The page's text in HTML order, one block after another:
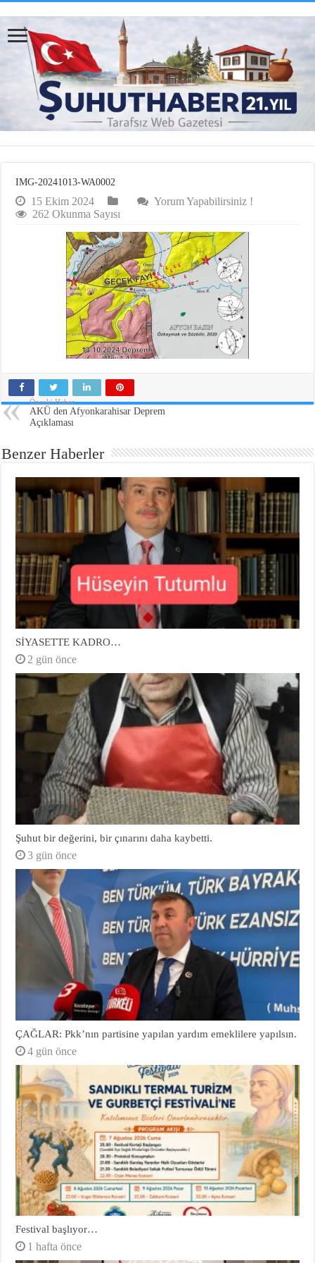
IMG-20241013-WA0002
15 Ekim 2024
Yorum Yapabilirsiniz !
262 Okunma Sayısı
Önceki Haber
AKÜ den Afyonkarahisar Deprem
Açıklaması
Benzer Haberler
SİYASETTE KADRO…
2 gün önce
Şuhut bir değerini, bir çınarını daha kaybetti.
3 gün önce
ÇAĞLAR: Pkk’nın partisine yapılan yardım emeklilere yapılsın.
4 gün önce
Festival başlıyor…
1 hafta önce